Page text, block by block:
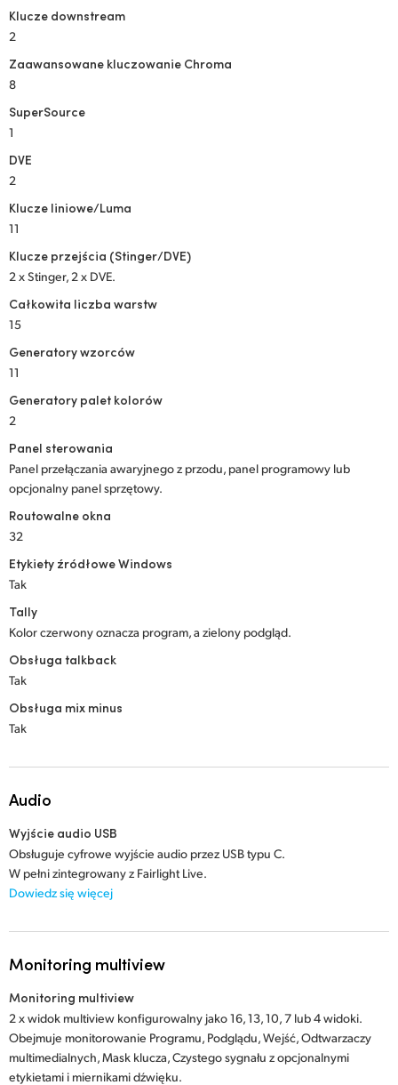
Klucze downstream
2
Zaawansowane kluczowanie Chroma
8
SuperSource
1
DVE
2
Klucze liniowe/Luma
11
Klucze przejścia (Stinger/DVE)
2 x Stinger, 2 x DVE.
Całkowita liczba warstw
15
Generatory wzorców
11
Generatory palet kolorów
2
Panel sterowania
Panel przełączania awaryjnego z przodu, panel programowy lub
opcjonalny panel sprzętowy.
Routowalne okna
32
Etykiety źródłowe Windows
Tak
Tally
Kolor czerwony oznacza program, a zielony podgląd.
Obsługa talkback
Tak
Obsługa mix minus
Tak
Audio
Wyjście audio USB
Obsługuje cyfrowe wyjście audio przez USB typu C.
W pełni zintegrowany z Fairlight Live.
Dowiedz się więcej
Monitoring multiview
Monitoring multiview
2 x widok multiview konfigurowalny jako 16, 13, 10, 7 lub 4 widoki.
Obejmuje monitorowanie Programu, Podglądu, Wejść, Odtwarzaczy
multimedialnych, Mask klucza, Czystego sygnału z opcjonalnymi
etykietami i miernikami dźwięku.